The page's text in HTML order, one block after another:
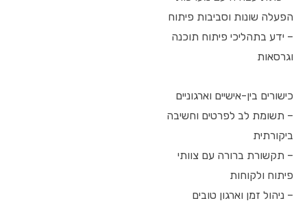
הפעלה שונות וסביבות פיתוח
– ידע בתהליכי פיתוח תוכנה
וגרסאות
כישורים בין-אישיים וארגוניים
– תשומת לב לפרטים וחשיבה
ביקורתית
– תקשורת ברורה עם צוותי
פיתוח ולקוחות
– ניהול זמן וארגון טובים